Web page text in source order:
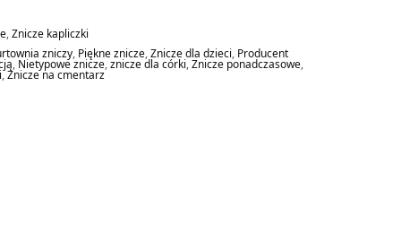
,Znicze kapliczki
zniczy, Piękne znicze,Znicze dla dzieci, Producent
, Nietypowe znicze,znicze dla córki,Znicze ponadczasowe,
,Znicze na cmentarz